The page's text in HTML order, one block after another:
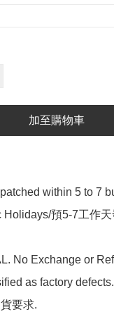
加至購物車
within 5 to 7
Holidays/預5-7工作天
No Exchange or
as factory
要求.